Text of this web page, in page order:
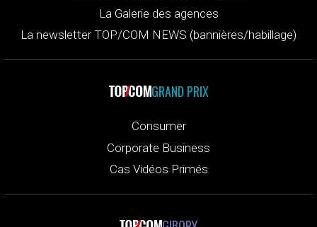
La Galerie des agences
La newsletter TOP/COM NEWS (bannières/habillage)
GRAND PRIX
Consumer
Corporate Business
Cas Vidéos Primés